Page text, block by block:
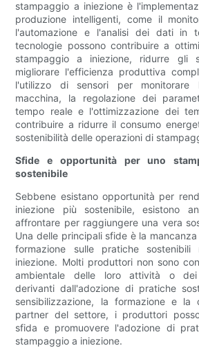
stampaggio a iniezione è
produzione intelligenti, come il
l'automazione e l'analisi dei dati in
tecnologie possono contribuire a
stampaggio a iniezione, ridurre gli
migliorare l'efficienza produttiva
l'utilizzo di sensori per monitorare
macchina, la regolazione dei
tempo reale e l'ottimizzazione dei
contribuire a ridurre il consumo
sostenibilità delle operazioni di
Sfide e opportunità per uno
sostenibile
Sebbene esistano opportunità per
iniezione più sostenibile, esistono
affrontare per raggiungere una vera
Una delle principali sfide è la
formazione sulle pratiche
iniezione. Molti produttori non sono
ambientale delle loro attività o dei
derivanti dall'adozione di pratiche
sensibilizzazione, la formazione e la
partner del settore, i produttori
sfida e promuovere l'adozione di
stampaggio a iniezione.